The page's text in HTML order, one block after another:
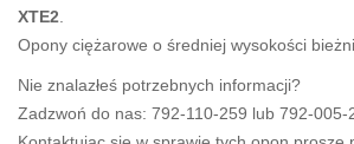
XTE2.
Opony ciężarowe o średniej wysokości
Nie znalazłeś potrzebnych informacji?
Zadzwoń do nas: 792-110-259 lub 792-005-